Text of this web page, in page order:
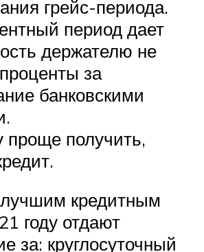
грейс-периода.
период дает
держателю не
за
банковскими
проще получить,
лучшим кредитным
году отдают
за: круглосуточный